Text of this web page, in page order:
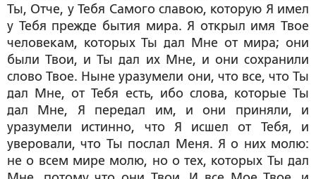
Ты, Отче, у Тебя Самого славою, которую Я имел
у Тебя прежде бытия мира. Я открыл имя Твое
человекам, которых Ты дал Мне от мира; они
были Твои, и Ты дал их Мне, и они сохранили
слово Твое. Ныне уразумели они, что все, что Ты
дал Мне, от Тебя есть, ибо слова, которые Ты
дал Мне, Я передал им, и они приняли, и
уразумели истинно, что Я исшел от Тебя, и
уверовали, что Ты послал Меня. Я о них молю:
не о всем мире молю, но о тех, которых Ты дал